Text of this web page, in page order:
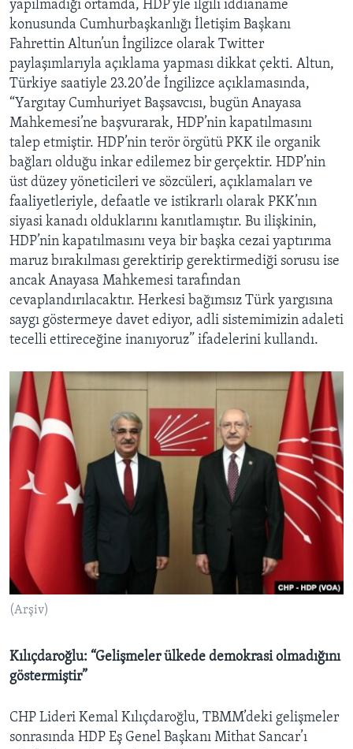
yapılmadığı ortamda, HDP’yle ilgili iddianame
konusunda Cumhurbaşkanlığı İletişim Başkanı
Fahrettin Altun’un İngilizce olarak Twitter
paylaşımlarıyla açıklama yapması dikkat çekti. Altun,
Türkiye saatiyle 23.20’de İngilizce açıklamasında,
“Yargıtay Cumhuriyet Başsavcısı, bugün Anayasa
Mahkemesi’ne başvurarak, HDP’nin kapatılmasını
talep etmiştir. HDP’nin terör örgütü PKK ile organik
bağları olduğu inkar edilemez bir gerçektir. HDP’nin
üst düzey yöneticileri ve sözcüleri, açıklamaları ve
faaliyetleriyle, defaatle ve istikrarlı olarak PKK’nın
siyasi kanadı olduklarını kanıtlamıştır. Bu ilişkinin,
HDP’nin kapatılmasını veya bir başka cezai yaptırıma
maruz bırakılması gerektirip gerektirmediği sorusu ise
ancak Anayasa Mahkemesi tarafından
cevaplandırılacaktır. Herkesi bağımsız Türk yargısına
saygı göstermeye davet ediyor, adli sistemimizin adaleti
tecelli ettireceğine inanıyoruz” ifadelerini kullandı.
(Arşiv)
Kılıçdaroğlu: “Gelişmeler ülkede demokrasi olmadığını
göstermiştir”
CHP Lideri Kemal Kılıçdaroğlu, TBMM’deki gelişmeler
sonrasında HDP Eş Genel Başkanı Mithat Sancar’ı